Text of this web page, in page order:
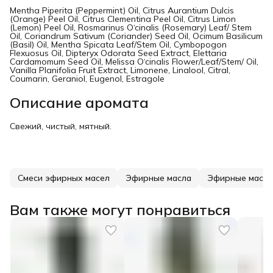
Mentha Piperita (Peppermint) Oil, Citrus Aurantium Dulcis
(Orange) Peel Oil, Citrus Clementina Peel Oil, Citrus Limon
(Lemon) Peel Oil, Rosmarinus O‘cinalis (Rosemary) Leaf/ Stem
Oil, Coriandrum Sativum (Coriander) Seed Oil, Ocimum Basilicum
(Basil) Oil, Mentha Spicata Leaf/Stem Oil, Cymbopogon
Flexuosus Oil, Dipteryx Odorata Seed Extract, Elettaria
Cardamomum Seed Oil, Melissa O‘cinalis Flower/Leaf/Stem/ Oil,
Vanilla Planifolia Fruit Extract, Limonene, Linalool, Citral,
Coumarin, Geraniol, Eugenol, Estragole
Описание аромата
Свежий, чистый, мятный.
Смеси эфирных масел Эфирные масла Эфирные масла
Вам также могут понравиться